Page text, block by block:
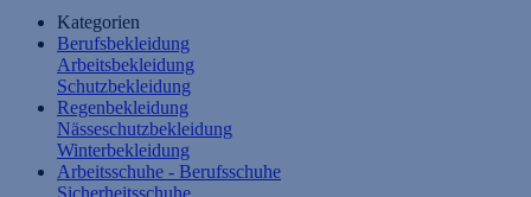
Kategorien
Berufsbekleidung
Arbeitsbekleidung
Schutzbekleidung
Regenbekleidung
Nässeschutzbekleidung
Winterbekleidung
Arbeitsschuhe - Berufsschuhe
Sicherheitsschuhe